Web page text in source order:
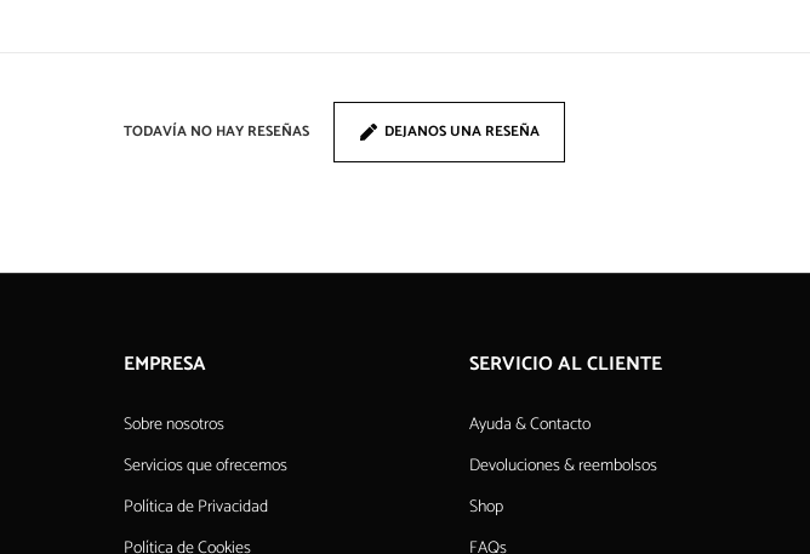
TODAVÍA NO HAY RESEÑAS DEJANOS UNA RESEÑA
EMPRESA
Sobre nosotros
Servicios que ofrecemos
Política de Privacidad
SERVICIO AL CLIENTE
Ayuda & Contacto
Devoluciones & reembolsos
Shop